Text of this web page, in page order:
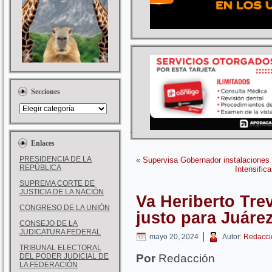
Secciones
Enlaces
PRESIDENCIA DE LA
REPÚBLICA
SUPREMA CORTE DE
JUSTICIA DE LA NACIÓN
CONGRESO DE LA UNIÓN
CONSEJO DE LA
JUDICATURA FEDERAL
TRIBUNAL ELECTORAL
DEL PODER JUDICIAL DE
LA FEDERACIÓN
« Supervisa Gobernador
Va Heriberto
justo para
mayo 20, 2024 | Autor:
Por Redacción